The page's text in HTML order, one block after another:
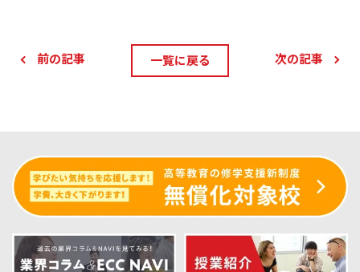
前の記事 一覧に戻る 次の記事